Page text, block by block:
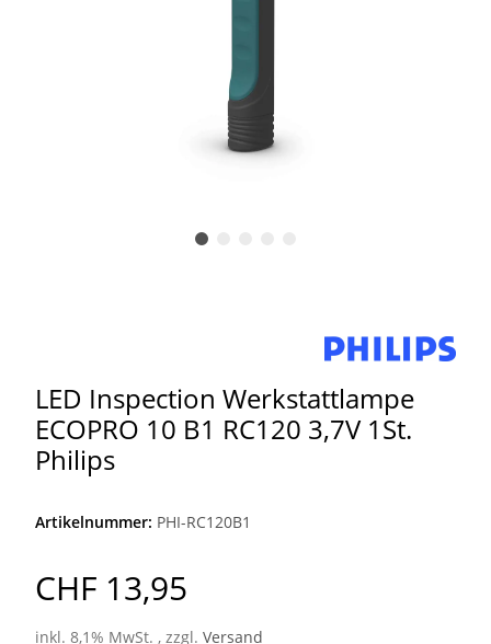
LED Inspection Werkstattlampe
ECOPRO 10 B1 RC120 3,7V 1St.
Philips
Artikelnummer: PHI-RC120B1
CHF 13,95
inkl. 8,1% MwSt. , zzgl. Versand